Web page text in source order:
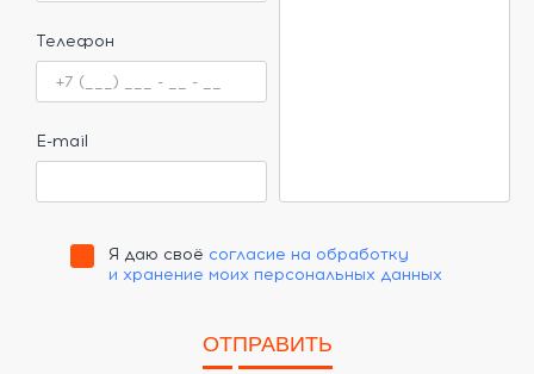
Телефон
E-mail
Я даю своё согласие на обработку
и хранение моих персональных данных
ОТПРАВИТЬ